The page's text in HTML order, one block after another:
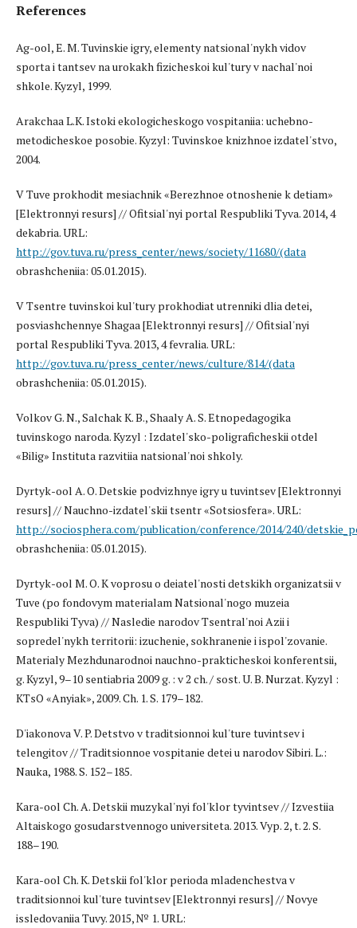
References
Ag-ool, E. M. Tuvinskie igry, elementy natsional'nykh vidov
sporta i tantsev na urokakh fizicheskoi kul'tury v nachal'noi
shkole. Kyzyl, 1999.
Arakchaa L.K. Istoki ekologicheskogo vospitaniia: uchebno-
metodicheskoe posobie. Kyzyl: Tuvinskoe knizhnoe izdatel'stvo,
2004.
V Tuve prokhodit mesiachnik «Berezhnoe otnoshenie k detiam»
[Elektronnyi resurs] // Ofitsial'nyi portal Respubliki Tyva. 2014, 4
dekabria. URL:
http://gov.tuva.ru/press_center/news/society/11680/(data
obrashcheniia: 05.01.2015).
V Tsentre tuvinskoi kul'tury prokhodiat utrenniki dlia detei,
posviashchennye Shagaa [Elektronnyi resurs] // Ofitsial'nyi
portal Respubliki Tyva. 2013, 4 fevralia. URL:
http://gov.tuva.ru/press_center/news/culture/814/(data
obrashcheniia: 05.01.2015).
Volkov G. N., Salchak K. B., Shaaly A. S. Etnopedagogika
tuvinskogo naroda. Kyzyl : Izdatel'sko-poligraficheskii otdel
«Bilig» Instituta razvitiia natsional'noi shkoly.
Dyrtyk-ool A. O. Detskie podvizhnye igry u tuvintsev [Elektronnyi
resurs] // Nauchno-izdatel'skii tsentr «Sotsiosfera». URL:
http://sociosphera.com/publication/conference/2014/240/
obrashcheniia: 05.01.2015).
Dyrtyk-ool M. O. K voprosu o deiatel'nosti detskikh organizatsii v
Tuve (po fondovym materialam Natsional'nogo muzeia
Respubliki Tyva) // Nasledie narodov Tsentral'noi Azii i
sopredel'nykh territorii: izuchenie, sokhranenie i ispol'zovanie.
Materialy Mezhdunarodnoi nauchno-prakticheskoi konferentsii,
g. Kyzyl, 9–10 sentiabria 2009 g. : v 2 ch. / sost. U. B. Nurzat. Kyzyl :
KTsO «Anyiak», 2009. Ch. 1. S. 179–182.
D'iakonova V. P. Detstvo v traditsionnoi kul'ture tuvintsev i
telengitov // Traditsionnoe vospitanie detei u narodov Sibiri. L.:
Nauka, 1988. S. 152–185.
Kara-ool Ch. A. Detskii muzykal'nyi fol'klor tyvintsev // Izvestiia
Altaiskogo gosudarstvennogo universiteta. 2013. Vyp. 2, t. 2. S.
188–190.
Kara-ool Ch. K. Detskii fol'klor perioda mladenchestva v
traditsionnoi kul'ture tuvintsev [Elektronnyi resurs] // Novye
issledovaniia Tuvy. 2015, № 1. URL: